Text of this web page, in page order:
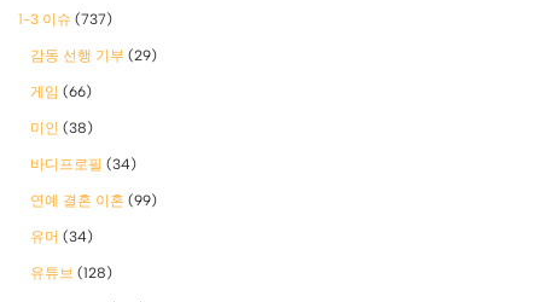
1-3 이슈 (737)
감동 선행 기부 (29)
게임 (66)
미인 (38)
바디프로필 (34)
연예 결혼 이혼 (99)
유머 (34)
유튜브 (128)